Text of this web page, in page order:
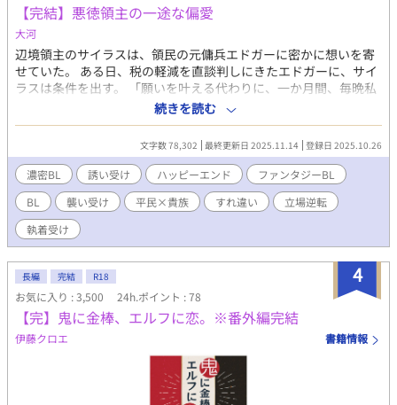
【完結】悪徳領主の一途な偏愛
大河
辺境領主のサイラスは、領民の元傭兵エドガーに密かに想いを寄
せていた。 ある日、税の軽減を直談判しにきたエドガーに、サイ
ラスは条件を出す。 「願いを叶える代わりに、一か月間、毎晩私
のもとへ来い」 身分違いの片想いを叶えるため、サイラスは歪ん
だ「契約」という形で彼を手に入れようとする。 挑発的に誘い、
自ら跨り、甘く乱れるサイラス。戸惑いながらも、その要求に応
えていくエドガー。 毎夜逢瀬を重ねていくうちに、義務のはずの
関係は次第に変化していく――いつしか二人は、互いに心を通わ
せ始めていた。 ※生真面目な元傭兵×高慢な貴族の、立場逆転BL
です ※誘い受けが好きな方におすすめ ※濃密BL応募作のため、
官能描写が多めです
続きを読む
文字数 78,302 最終更新日 2025.11.14 登録日 2025.10.26
濃密BL 誘い受け ハッピーエンド
ファンタジーBL
BL
襲い受け 平民×貴族 すれ違い
立場逆転
執着受け
4
長編 完結 R18
お気に入り : 3,500 24h.ポイント : 78
【完】鬼に金棒、エルフに恋。※番外編完結
伊藤クロエ 書籍情報